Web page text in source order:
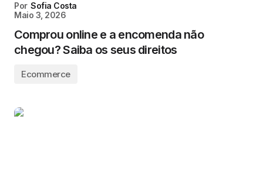
Por Sofia Costa
Maio 3, 2026
Comprou online e a encomenda não
chegou? Saiba os seus direitos
Ecommerce